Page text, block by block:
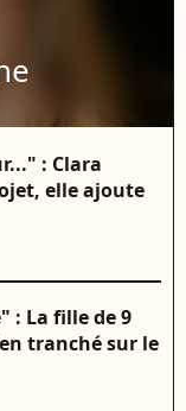
: Clara
elle ajoute
: La fille de 9
tranché sur le